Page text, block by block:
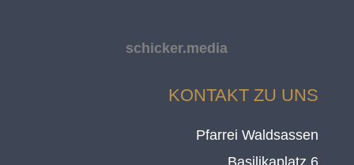
schicker.media
KONTAKT ZU UNS
Pfarrei Waldsassen
Basilikaplatz 6